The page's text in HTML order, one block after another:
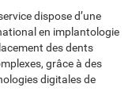
dispose d’une
en implantologie
des dents
grâce à des
digitales de